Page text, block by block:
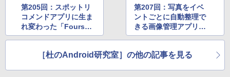
1冊ですべて身につくHTML & CSS
とWebデザイン入門講座［第2版］
第205回：スポットリ
コメンドアプリに生ま
れ変わった「Foursqu
are」
第207回：写真をイベ
ントごとに自動整理で
きる画像管理アプリ
「MyRoll」
［杜のAndroid研究室］の他の記事を見る